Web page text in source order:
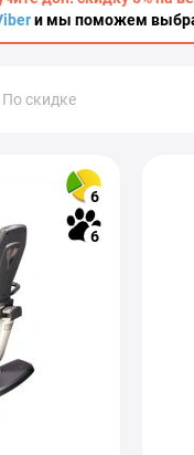
и мы поможем
По скидке
6
6